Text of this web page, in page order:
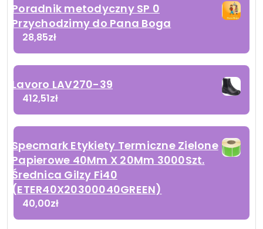
Poradnik metodyczny SP 0
Przychodzimy do Pana Boga
28,85zł
Lavoro LAV270-39
412,51zł
Specmark Etykiety Termiczne Zielone
Papierowe 40Mm X 20Mm 3000Szt.
Średnica Gilzy Fi40
(ETER40X20300040GREEN)
40,00zł